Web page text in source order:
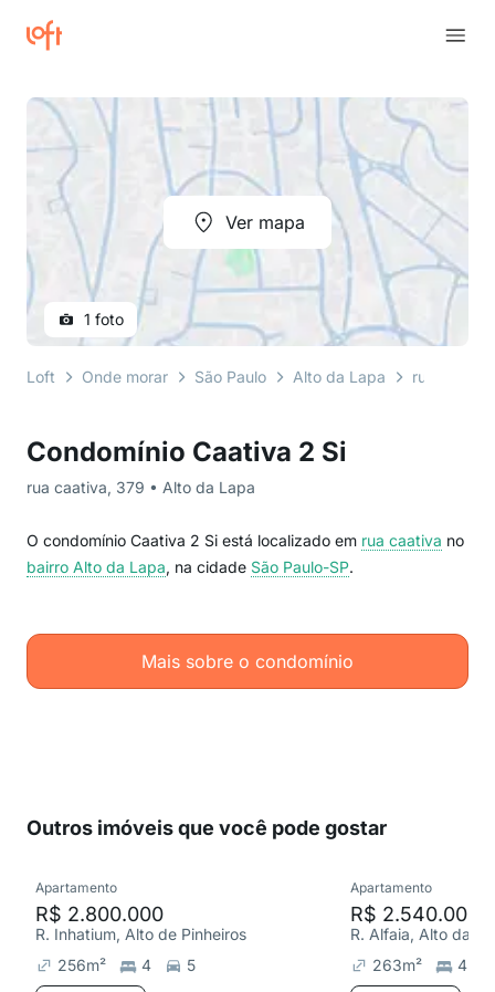
Condomínio Caativa 2 Si
rua caativa, 379 • Alto da Lapa
O condomínio Caativa 2 Si está localizado em rua caativa no
bairro Alto da Lapa, na cidade São Paulo-SP.
Mais sobre o condomínio
Ver mapa
1 foto
Loft Onde morar São Paulo Alto da Lapa rua caativa
Outros imóveis que você pode gostar
Apartamento
R$ 2.800.000
R. Inhatium, Alto de Pinheiros
256m² 4
5
Apartamento
R$ 2.540.000
R. Alfaia, Alto da
263m²
4